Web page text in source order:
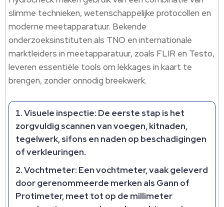
slimme technieken, wetenschappelijke protocollen en
moderne meetapparatuur. Bekende
onderzoeksinstituten als TNO en internationale
marktleiders in meetapparatuur, zoals FLIR en Testo,
leveren essentiële tools om lekkages in kaart te
brengen, zonder onnodig breekwerk.
Visuele inspectie: De eerste stap is het
zorgvuldig scannen van voegen, kitnaden,
tegelwerk, sifons en naden op beschadigingen
of verkleuringen.
Vochtmeter: Een vochtmeter, vaak geleverd
door gerenommeerde merken als Gann of
Protimeter, meet tot op de millimeter